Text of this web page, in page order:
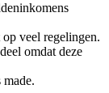
veel regelingen.
omdat deze